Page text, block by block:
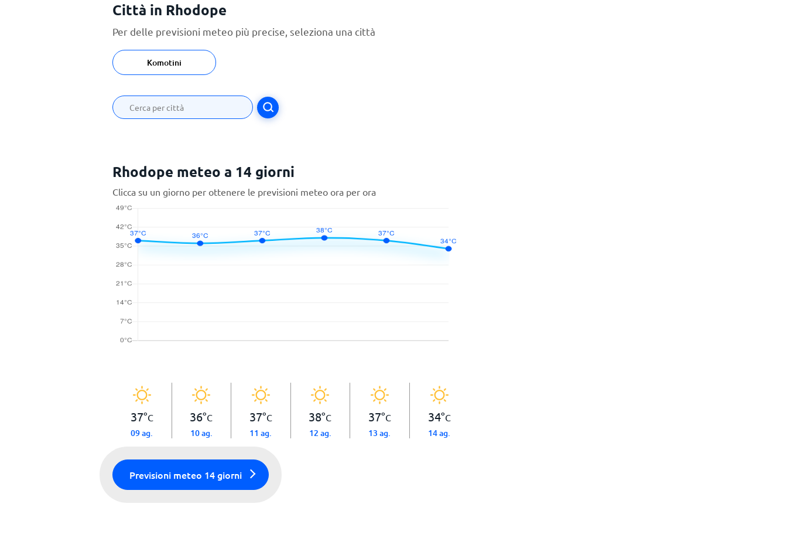
Città in Rhodope
Per delle previsioni meteo più precise, seleziona una città
Komotini
Rhodope meteo a 14 giorni
Clicca su un giorno per ottenere le previsioni meteo ora per ora
37°C
09 ag.
36°C
10 ag.
37°C
11 ag.
38°C
12 ag.
37°C
13 ag.
34°C
14 ag.
Previsioni meteo 14 giorni